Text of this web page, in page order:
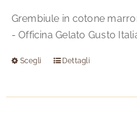
Grembiule in cotone
- Officina Gelato Gusto
Scegli
Questo
ha
Dettagli